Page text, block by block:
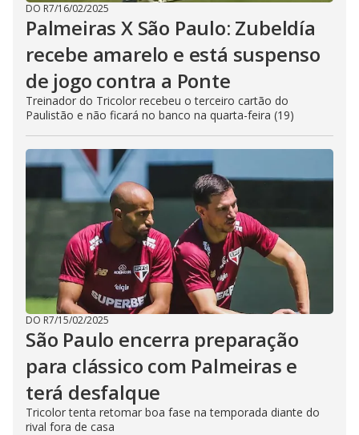
DO R7/16/02/2025
Palmeiras X São Paulo: Zubeldía
recebe amarelo e está suspenso
de jogo contra a Ponte
Treinador do Tricolor recebeu o terceiro cartão do
Paulistão e não ficará no banco na quarta-feira (19)
DO R7/15/02/2025
São Paulo encerra preparação
para clássico com Palmeiras e
terá desfalque
Tricolor tenta retomar boa fase na temporada diante do
rival fora de casa